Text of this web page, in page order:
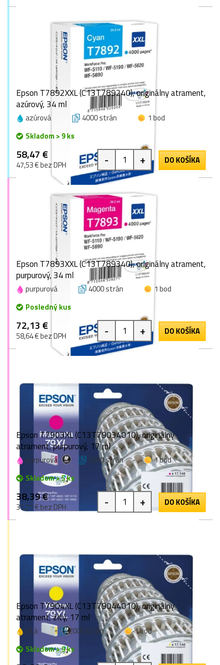
Epson T7892XXL (C13T789240), originálny atrament,
azúrový, 34 ml
azúrová 4000 strán
1 bod
Skladom > 9 ks
58,47 €
47,53 € bez DPH - + DO KOŠÍKA
Epson T7893XXL (C13T789340), originálny atrament,
purpurový, 34 ml
purpurová 4000 strán
1 bod
Posledný kus
72,13 €
58,64 € bez DPH - + DO KOŠÍKA
Epson T7903XL (C13T79034010), originálny
atrament, purpurový, 17 ml
purpurová 2000 strán
1 bod
Skladom > 5 ks
38,39 €
31,21 € bez DPH - + DO KOŠÍKA
Epson T7904XL (C13T79044010), originálny
atrament, žltý, 17 ml
žltá 2000 strán
1 bod
Skladom > 9 ks